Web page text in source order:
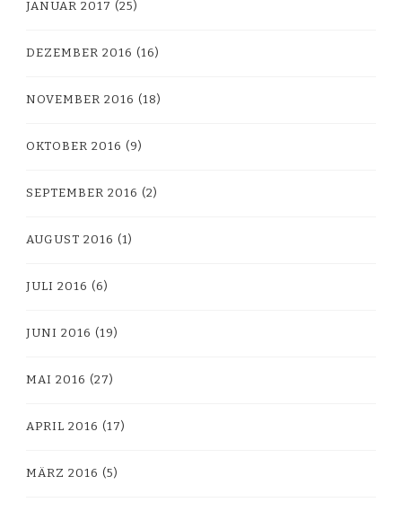
JANUAR 2017 (25)
DEZEMBER 2016 (16)
NOVEMBER 2016 (18)
OKTOBER 2016 (9)
SEPTEMBER 2016 (2)
AUGUST 2016 (1)
JULI 2016 (6)
JUNI 2016 (19)
MAI 2016 (27)
APRIL 2016 (17)
MÄRZ 2016 (5)